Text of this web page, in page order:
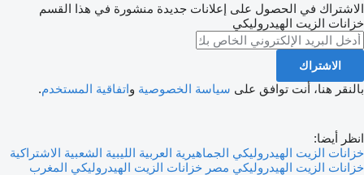
الاشتراك في الحصول على إعلانات جديدة منشورة في هذا القسم
خزانات الزيت الهيدروليكي
الاشتراك
بالنقر هنا، أنت توافق على سياسة الخصوصية واتفاقية المستخدم.
انظر أيضا:
خزانات الزيت الهيدروليكي الجماهيرية العربية الليبية الشعبية الاشتراكية
خزانات الزيت الهيدروليكي مصر خزانات الزيت الهيدروليكي المغرب